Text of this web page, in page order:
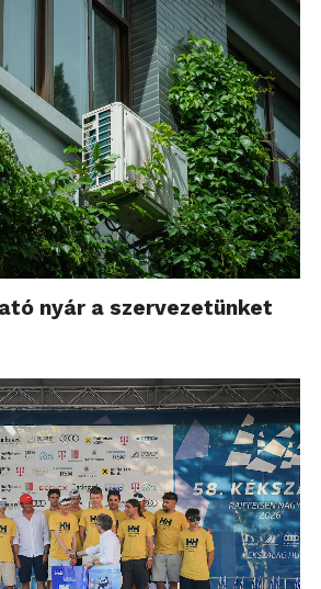
nyár a szervezetünket